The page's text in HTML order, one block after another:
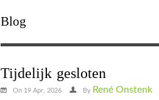
Blog
Tijdelijk gesloten
On 19 Apr, 2026 By René Onstenk